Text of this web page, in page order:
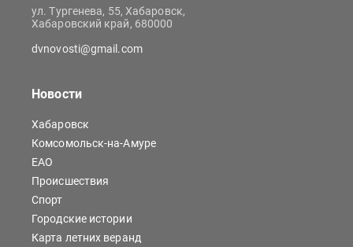
ул. Тургенева, 55, Хабаровск,
Хабаровский край, 680000
dvnovosti@gmail.com
Новости
Хабаровск
Комсомольск-на-Амуре
ЕАО
Происшествия
Спорт
Городские истории
Карта летних веранд